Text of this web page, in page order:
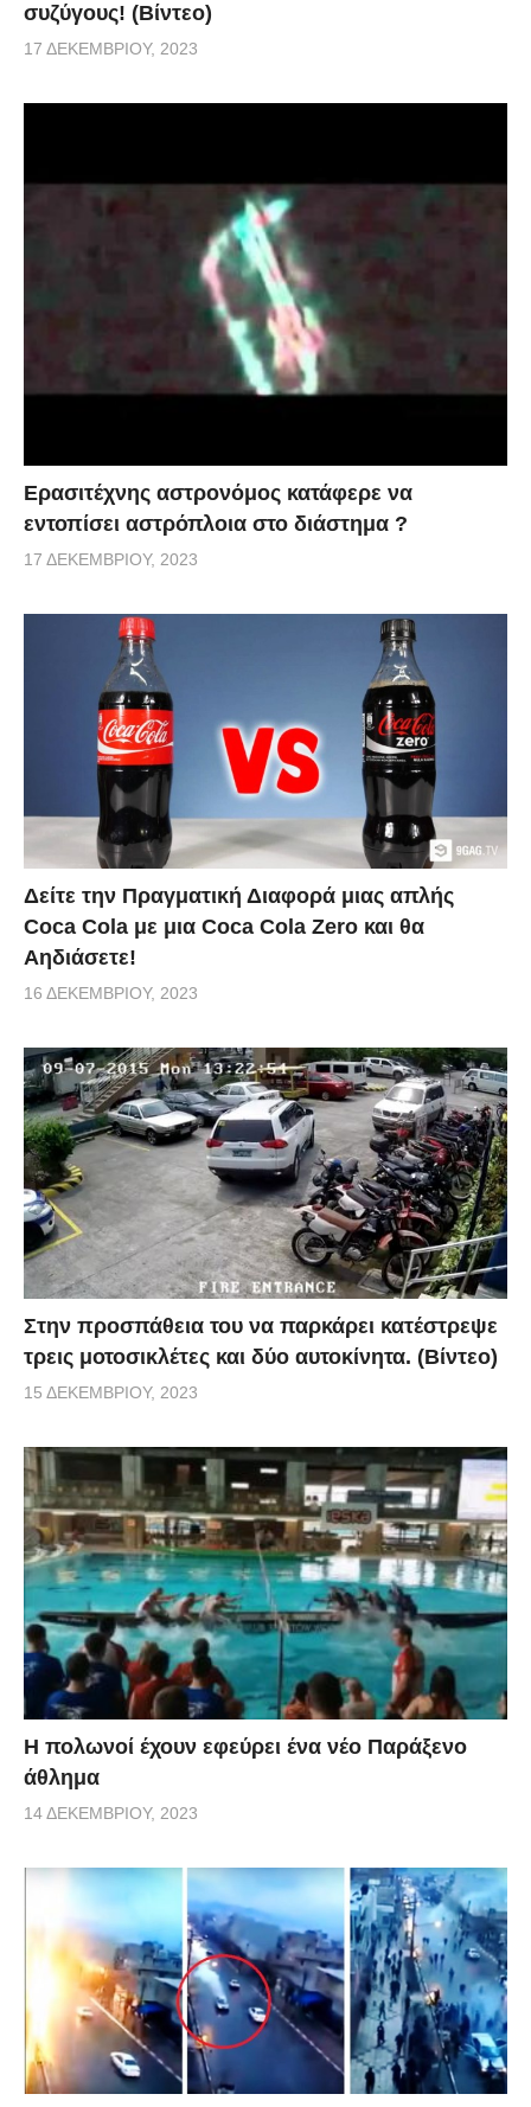
συζύγους! (Βίντεο)
17 ΔΕΚΕΜΒΡΊΟΥ, 2023
Ερασιτέχνης αστρονόμος κατάφερε να
εντοπίσει αστρόπλοια στο διάστημα ?
17 ΔΕΚΕΜΒΡΊΟΥ, 2023
Δείτε την Πραγματική Διαφορά μιας απλής
Coca Cola με μια Coca Cola Zero και θα
Αηδιάσετε!
16 ΔΕΚΕΜΒΡΊΟΥ, 2023
Στην προσπάθεια του να παρκάρει κατέστρεψε
τρεις μοτοσικλέτες και δύο αυτοκίνητα. (Βίντεο)
15 ΔΕΚΕΜΒΡΊΟΥ, 2023
Η πολωνοί έχουν εφεύρει ένα νέο Παράξενο
άθλημα
14 ΔΕΚΕΜΒΡΊΟΥ, 2023